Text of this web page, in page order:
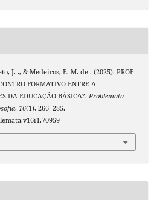
J. ., & Medeiros, E. M. de . (2025). PROF-
FORMATIVO ENTRE A
DA EDUCAÇÃO BÁSICA?. Problemata -
, 16(1), 266–285.